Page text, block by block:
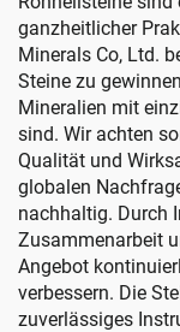
ganzheitlicher
Minerals Co, Ltd.
Steine zu
Mineralien mit
sind. Wir achten
Qualität und
globalen
nachhaltig. Durch
Zusammenarbeit
Angebot
verbessern. Die
zuverlässiges